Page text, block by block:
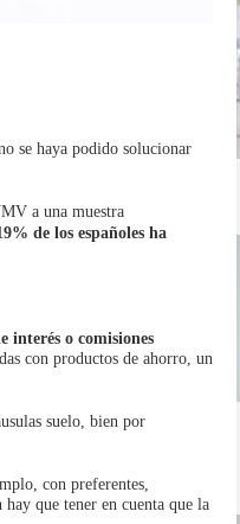
se haya podido solucionar
a una muestra
de los españoles ha
interés o comisiones
con productos de ahorro, un
suelo, bien por
con preferentes,
hay que tener en cuenta que la